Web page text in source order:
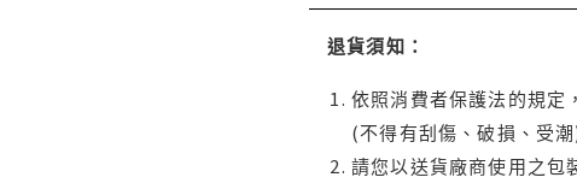
退貨須知：
依照消費者保護法的規定
(不得有刮傷、破損、受
請您以送貨廠商使用之包